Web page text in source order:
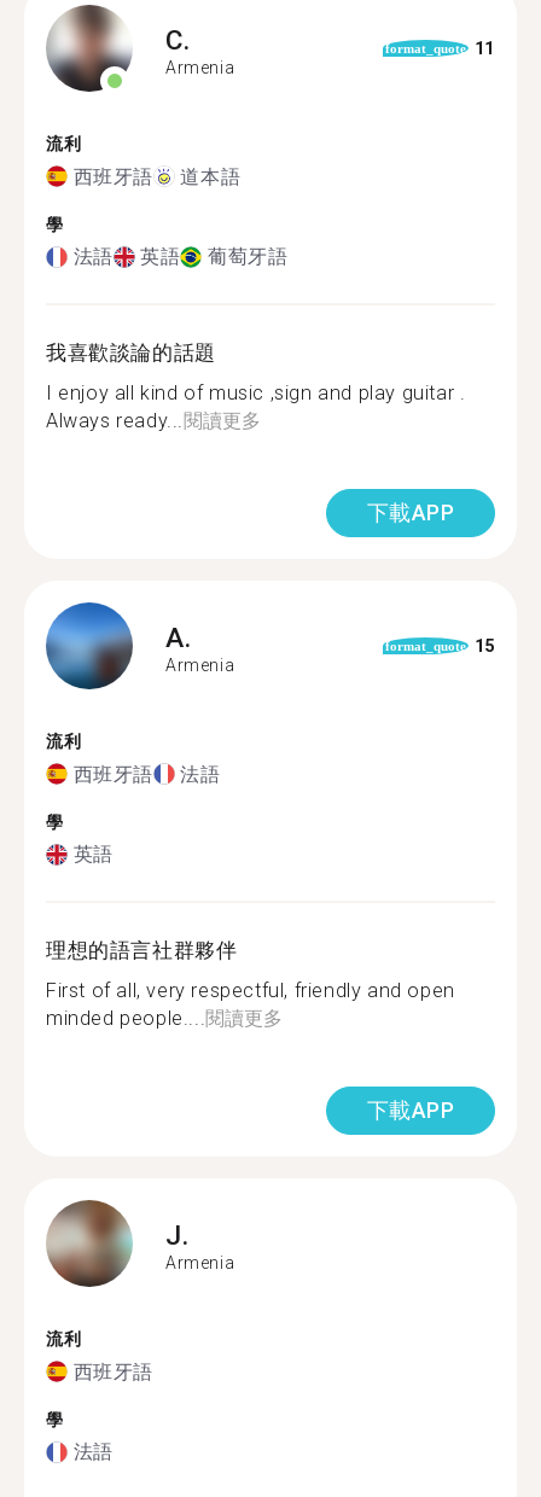
C.
Armenia
format_quote 11
流利
西班牙語 道本語
學
法語 英語 葡萄牙語
我喜歡談論的話題
I enjoy all kind of music ,sign and play guitar .
Always ready...閱讀更多
下載APP
A.
Armenia
format_quote 15
流利
西班牙語 法語
學
英語
理想的語言社群夥伴
First of all, very respectful, friendly and open
minded people....閱讀更多
下載APP
J.
Armenia
流利
西班牙語
學
法語